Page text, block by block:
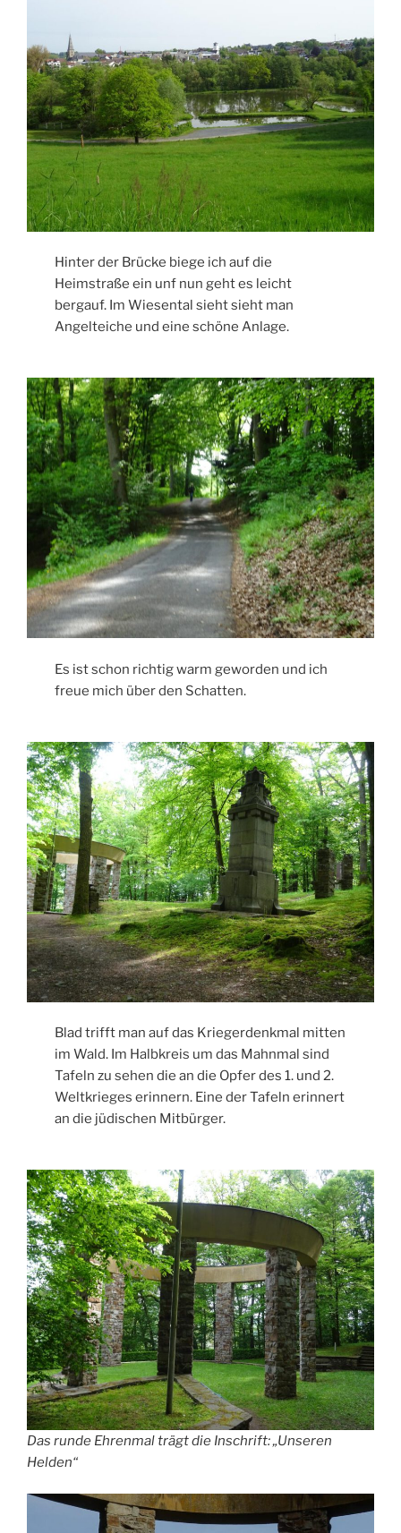
Hinter der Brücke biege ich auf die
Heimstraße ein unf nun geht es leicht
bergauf. Im Wiesental sieht sieht man
Angelteiche und eine schöne Anlage.
Es ist schon richtig warm geworden und ich
freue mich über den Schatten.
Blad trifft man auf das Kriegerdenkmal mitten
im Wald. Im Halbkreis um das Mahnmal sind
Tafeln zu sehen die an die Opfer des 1. und 2.
Weltkrieges erinnern. Eine der Tafeln erinnert
an die jüdischen Mitbürger.
Das runde Ehrenmal trägt die Inschrift: „Unseren
Helden“